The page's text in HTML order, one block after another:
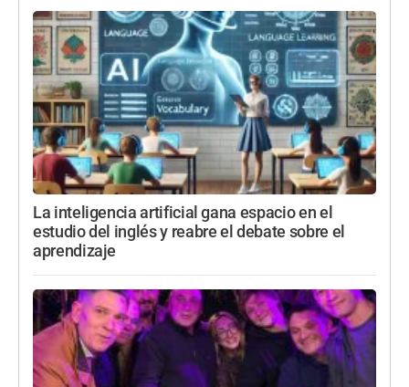
La inteligencia artificial gana espacio en el
estudio del inglés y reabre el debate sobre el
aprendizaje